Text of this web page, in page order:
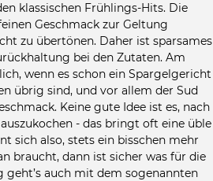
klassischen Frühlings-Hits. Die
Geschmack zur Geltung
zu übertönen. Daher ist sparsames
bei den Zutaten. Am
wenn es schon ein Spargelgericht
übrig sind, und vor allem der Sud
Keine gute Idee ist es, nach
- das bringt oft eine üble
sich also, stets ein bisschen mehr
braucht, dann ist sicher was für die
geht’s auch mit dem sogenannten